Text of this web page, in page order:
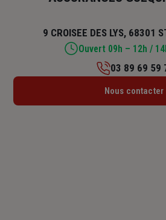
9 CROISEE DES LYS, 68301
Lundi : Fermé
03 89 69 59
Nous contacter